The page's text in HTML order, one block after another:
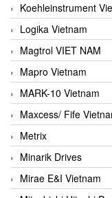
Koehleinstrument
Logika Vietnam
Magtrol VIET NAM
Mapro Vietnam
MARK-10 Vietnam
Maxcess/ Fife
Metrix
Minarik Drives
Mirae E&I Vietnam